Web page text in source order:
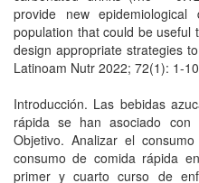
provide new
population that could be
design appropriate strategies
Latinoam Nutr 2022; 72(1): 1-
Introducción. Las bebidas
rápida se han asociado con
Objetivo. Analizar el
consumo de comida rápida
primer y cuarto curso de